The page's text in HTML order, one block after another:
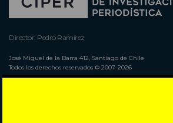
Director: Pedro Ramírez
José Miguel de la Barra 412, Santiago de Chile
Todos los derechos reservados © 2007-2026